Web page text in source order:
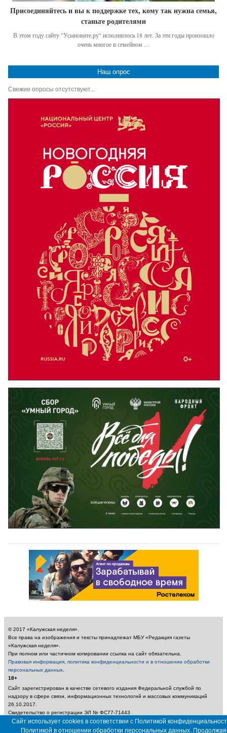
Присоединяйтесь и вы к поддержке тех, кому так нужна семья,
станьте родителями
В этом году сайту "Усыновите.ру" исполнилось 18 лет. За эти годы произошло
очень многое в семейном …
Наш опрос
Свежие опросы отсутствуют...
© 2017 «Калужская неделя».
Все права на изображения и тексты принадлежат МБУ «Редакция газеты
«Калужская неделя».
При полном или частичном копировании ссылка на сайт обязательна.
Правовая информация, политика конфиденциальности и в отношении обработки
персональных данных
18+
Сайт зарегистрирован в качестве сетевого издания Федеральной службой по
надзору в сфере связи, информационных технологий и массовых коммуникаций
26.10.2017.
Свидетельство о регистрации ЭЛ № ФС77-71443
Учредитель: Муниципальное бюджетное учреждение «Редакция газеты «Калужская
неделя»
Сайт использует cookies в соответствии с Политикой
Политикой в отношении обработки персональных данных. Продолжая